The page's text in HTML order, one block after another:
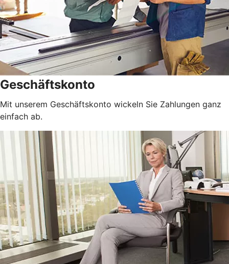
Geschäftskonto
Mit unserem Geschäftskonto wickeln Sie Zahlungen ganz
einfach ab.